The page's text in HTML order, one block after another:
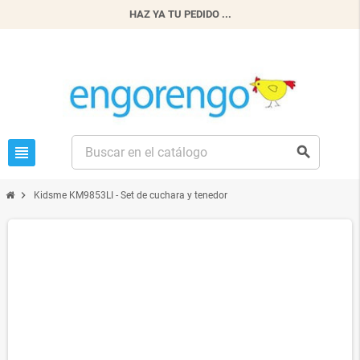
HAZ YA TU PEDIDO ...
view_headline search
chevron_right Kidsme KM9853LI - Set de cuchara y tenedor